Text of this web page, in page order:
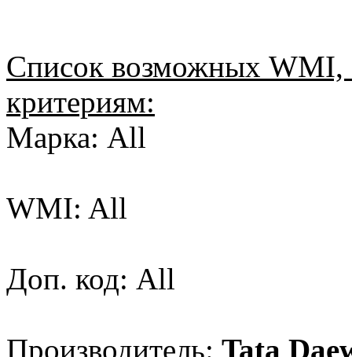
Список возможных
критериям:
Марка: All
WMI: All
Доп. код: All
Производитель: Tata